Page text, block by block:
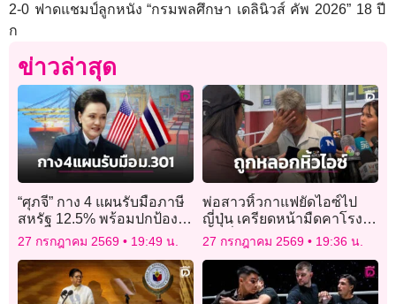
2-0 ฟาดแชมป์ลูกหนัง “กรมพลศึกษา เดลินิวส์ คัพ 2026” 18 ปี
ก
ข่าวล่าสุด
“ศุภจี” กาง 4 แผนรับมือภาษี
สหรัฐ 12.5% พร้อมปกป้อง
ผลประโยชน์ชาติ
27 กรกฎาคม 2569 19:49 น.
พ่อสาวหิ้วกาแฟยัดไอซ์ไป
ญี่ปุ่น เครียดหน้ามืดคาโรง
พัก มั่นใจลูกถูกหลอกใช้
27 กรกฎาคม 2569 19:36 น.